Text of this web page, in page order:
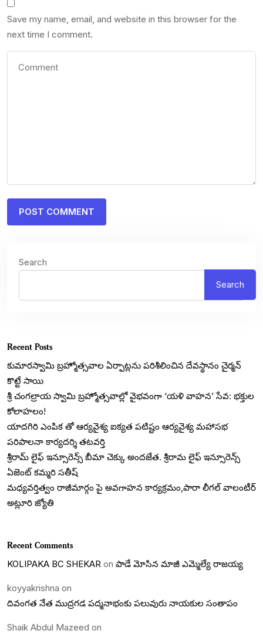
Save my name, email, and website in this browser for the
next time I comment.
Search
Search
Recent Posts
కుమారస్వామి బ్రహ్మోత్సవాల ఏర్పాట్లను పరిశీలించిన దేవస్థానం చైర్మన్
కొట్టే సాయి
శ్రీ చంగల్రాయ స్వామి బ్రహ్మోత్సవాల్లో వైభవంగా ‘యళి వాహన’ సేవ: భక్తుల
కోలాహలం!
యాదగిరి ఎంపిక తో ఆర్యవైశ్య ఐక్యత పటిష్టం ఆర్యవైశ్య మహాసభ
పరిపాలనా కార్యదర్శి తటవర్తి
శ్రీరామ్ లైఫ్ ఇన్సూరెన్స్ బీమా చెక్కు అందజేత. శ్రీరామ లైఫ్ ఇన్సూరెన్స్
ఏజెంట్ కమ్మరి సతీష్
మధ్యవర్తిత్వం రాజీమార్గం పై అవగాహన కార్యక్రమం,పారా లీగల్ వాలంటీర్
అట్లూరి జ్యోతి
Recent Comments
KOLIPAKA BC SHEKAR on పాడే మోసిన మాజీ ఎమ్మెల్యే రాజయ్య
koyyakrishna on
దివంగత నేత ముద్రగడ పద్మనాభంకు పలువురు నాయకుల సంతాపం
Shaik Abdul Mazeed on